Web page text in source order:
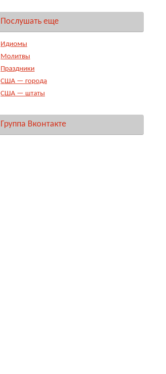
Послушать еще
Идиомы
Молитвы
Праздники
США — города
США — штаты
Группа Вконтакте